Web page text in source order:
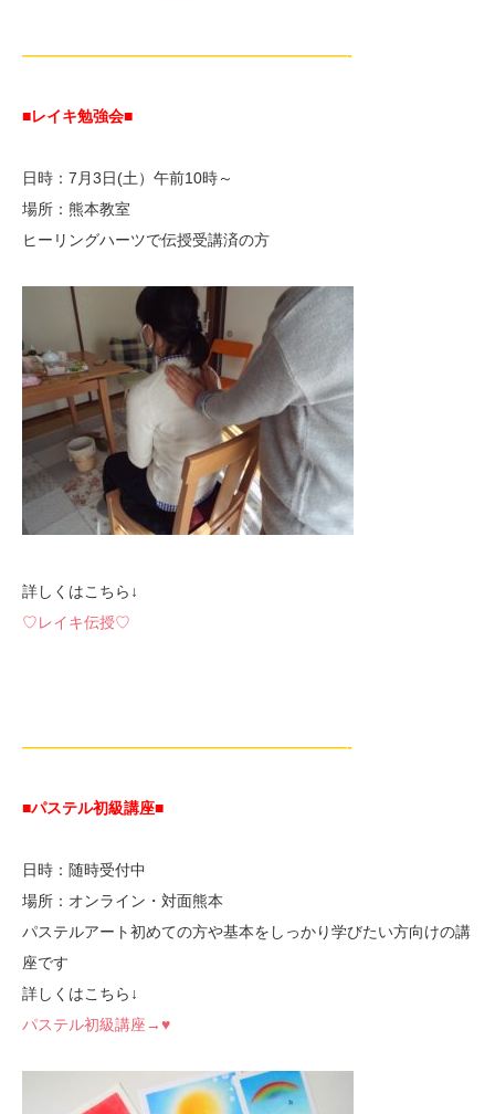
—————————————————————-
■レイキ勉強会■
日時：7月3日(土）午前10時～
場所：熊本教室
ヒーリングハーツで伝授受講済の方
詳しくはこちら↓
♡レイキ伝授♡
—————————————————————-
■パステル初級講座■
日時：随時受付中
場所：オンライン・対面熊本
パステルアート初めての方や基本をしっかり学びたい方向けの講
座です
詳しくはこちら↓
パステル初級講座→♥